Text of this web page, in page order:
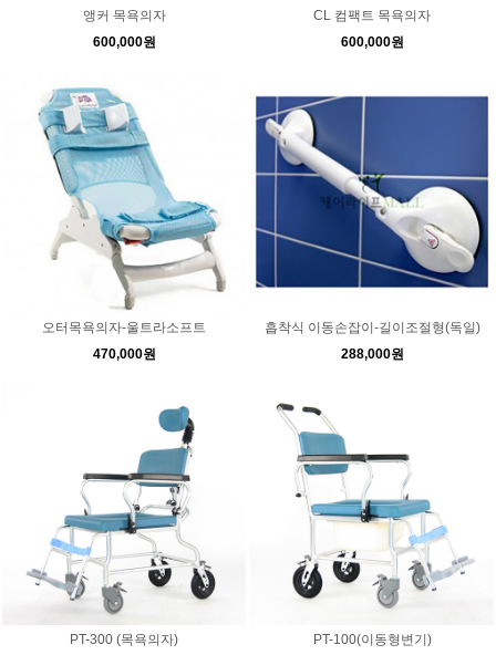
앵커 목욕의자
600,000원
CL 컴팩트 목욕의자
600,000원
오터목욕의자-울트라소프트
470,000원
흡착식 이동손잡이-길이조절형(독일)
288,000원
PT-300 (목욕의자)
PT-100(이동형변기)